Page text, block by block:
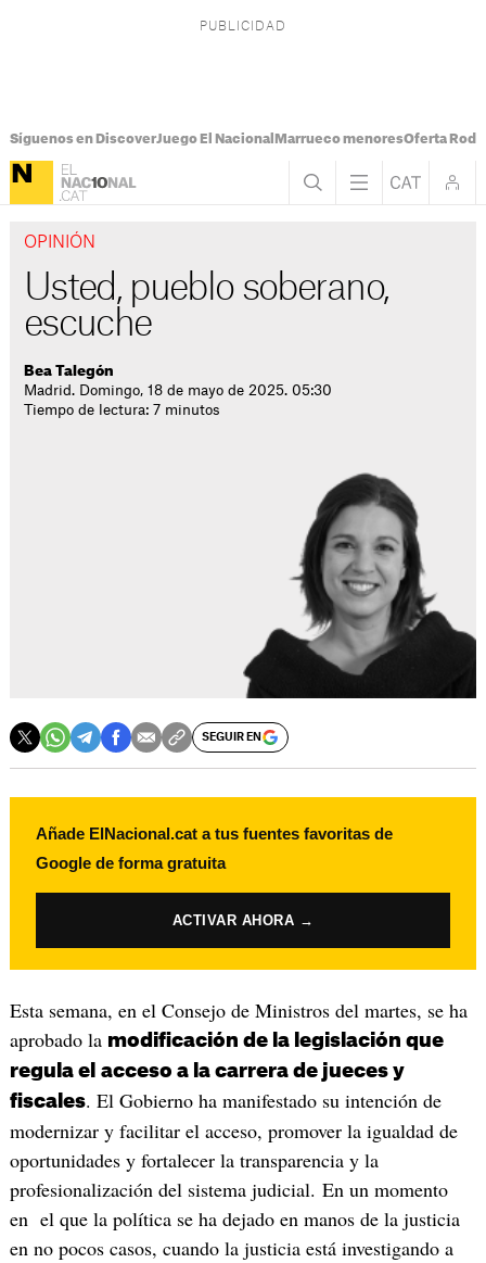
Síguenos en DiscoverJuego El Nacional Marrueco menoresOferta
OPINIÓN
Usted, pueblo soberano,
escuche
Bea Talegón
Madrid. Domingo, 18 de mayo de 2025. 05:30
Tiempo de lectura: 7 minutos
SEGUIR EN
Añade ElNacional.cat a tus fuentes favoritas de
Google de forma gratuita
ACTIVAR AHORA →
Esta semana, en el Consejo de Ministros del martes, se ha
aprobado la modificación de la legislación que
regula el acceso a la carrera de jueces y
fiscales. El Gobierno ha manifestado su intención de
modernizar y facilitar el acceso, promover la igualdad de
oportunidades y fortalecer la transparencia y la
profesionalización del sistema judicial. En un momento
en el que la política se ha dejado en manos de la justicia
en no pocos casos, cuando la justicia está investigando a